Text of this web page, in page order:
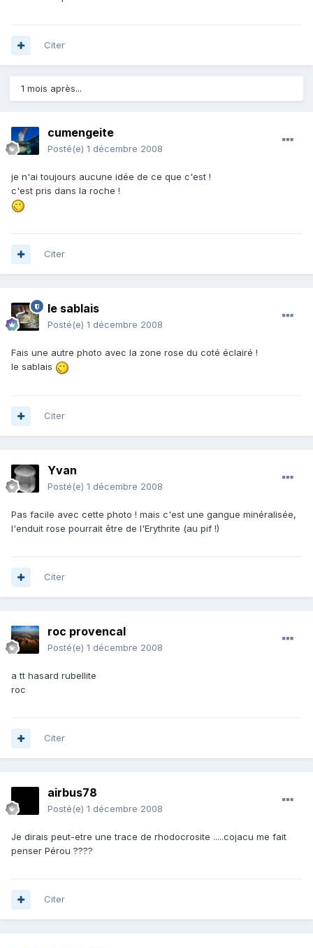
Citer
1 mois après...
cumengeite
Posté(e) 1 décembre 2008
je n'ai toujours aucune idée de ce que c'est !
c'est pris dans la roche !
Citer
le sablais
Posté(e) 1 décembre 2008
Fais une autre photo avec la zone rose du coté éclairé !
le sablais
Citer
Yvan
Posté(e) 1 décembre 2008
Pas facile avec cette photo ! mais c'est une gangue minéralisée,
l'enduit rose pourrait être de l'Erythrite (au pif !)
Citer
roc provencal
Posté(e) 1 décembre 2008
a tt hasard rubellite
roc
Citer
airbus78
Posté(e) 1 décembre 2008
Je dirais peut-etre une trace de rhodocrosite .....cojacu me fait
penser Pérou ????
Citer